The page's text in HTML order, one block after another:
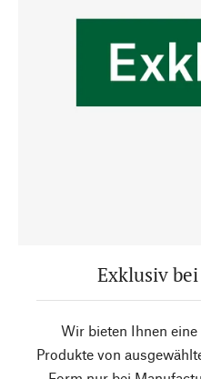
Exklusiv
Wir bieten Ihnen
Produkte von